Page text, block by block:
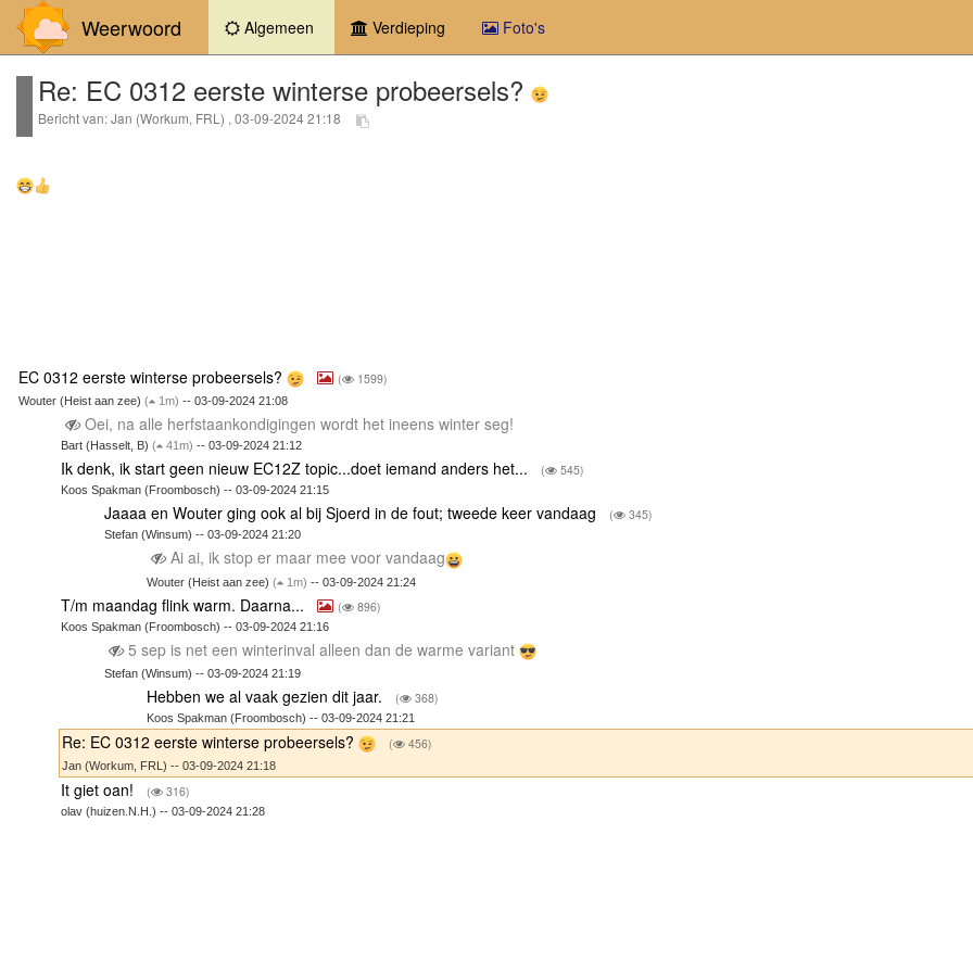
Weerwoord Algemeen (current)Verdieping Foto's
Re: EC 0312 eerste winterse probeersels?
Bericht van: Jan (Workum, FRL) , 03-09-2024 21:18
EC 0312 eerste winterse probeersels? ( 1599)
Wouter (Heist aan zee) ( 1m) -- 03-09-2024 21:08
Oei, na alle herfstaankondigingen wordt het ineens winter seg!
Bart (Hasselt, B)( 41m) -- 03-09-2024 21:12
Ik denk, ik start geen nieuw EC12Z topic...doet iemand anders het... ( 545)
Koos Spakman (Froombosch) -- 03-09-2024 21:15
Jaaaa en Wouter ging ook al bij Sjoerd in de fout; tweede keer vandaag ( 345)
Stefan (Winsum) -- 03-09-2024 21:20
Ai ai, ik stop er maar mee voor vandaag
Wouter (Heist aan zee)( 1m) -- 03-09-2024 21:24
T/m maandag flink warm. Daarna... ( 896)
Koos Spakman (Froombosch) -- 03-09-2024 21:16
5 sep is net een winterinval alleen dan de warme variant
Stefan (Winsum) -- 03-09-2024 21:19
Hebben we al vaak gezien dit jaar. ( 368)
Koos Spakman (Froombosch) -- 03-09-2024 21:21
Re: EC 0312 eerste winterse probeersels? ( 456)
Jan (Workum, FRL) -- 03-09-2024 21:18
It giet oan! ( 316)
olav (huizen.N.H.) -- 03-09-2024 21:28